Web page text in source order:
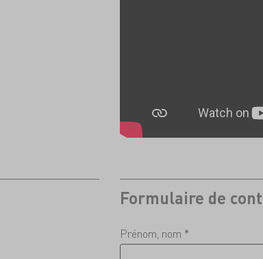
Formulaire de
Prénom, nom *